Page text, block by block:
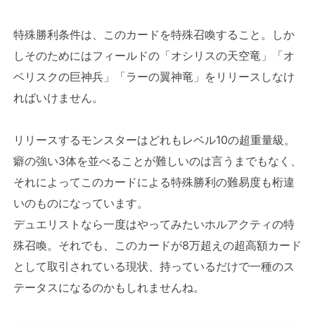
特殊勝利条件は、このカードを特殊召喚すること。しか
しそのためにはフィールドの「オシリスの天空竜」「オ
ベリスクの巨神兵」「ラーの翼神竜」をリリースしなけ
ればいけません。
リリースするモンスターはどれもレベル10の超重量級。
癖の強い3体を並べることが難しいのは言うまでもなく、
それによってこのカードによる特殊勝利の難易度も桁違
いのものになっています。
デュエリストなら一度はやってみたいホルアクティの特
殊召喚。それでも、このカードが8万超えの超高額カード
として取引されている現状、持っているだけで一種のス
テータスになるのかもしれませんね。